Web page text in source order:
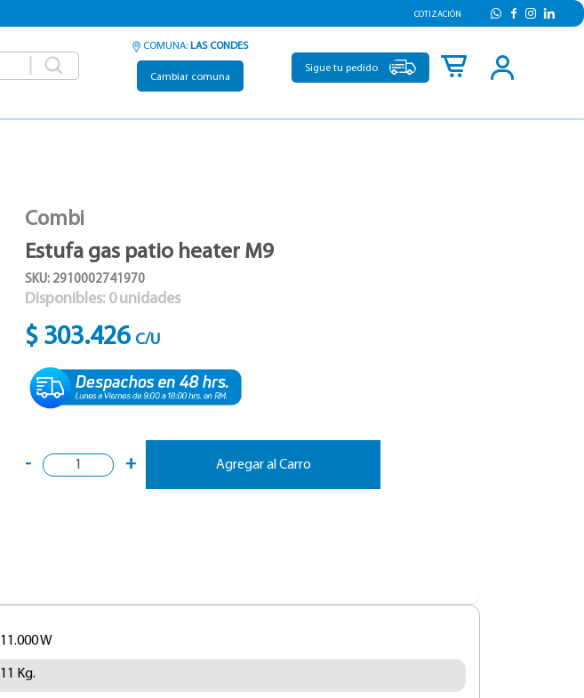
COTIZACIÓN
COMUNA: LAS CONDES
Cambiar comuna
Sigue tu pedido
Combi
Estufa gas patio heater M9
SKU: 2910002741970
Disponibles: 0 unidades
$ 303.426 C/U
- + Agregar al Carro
11.000 W
11 Kg.